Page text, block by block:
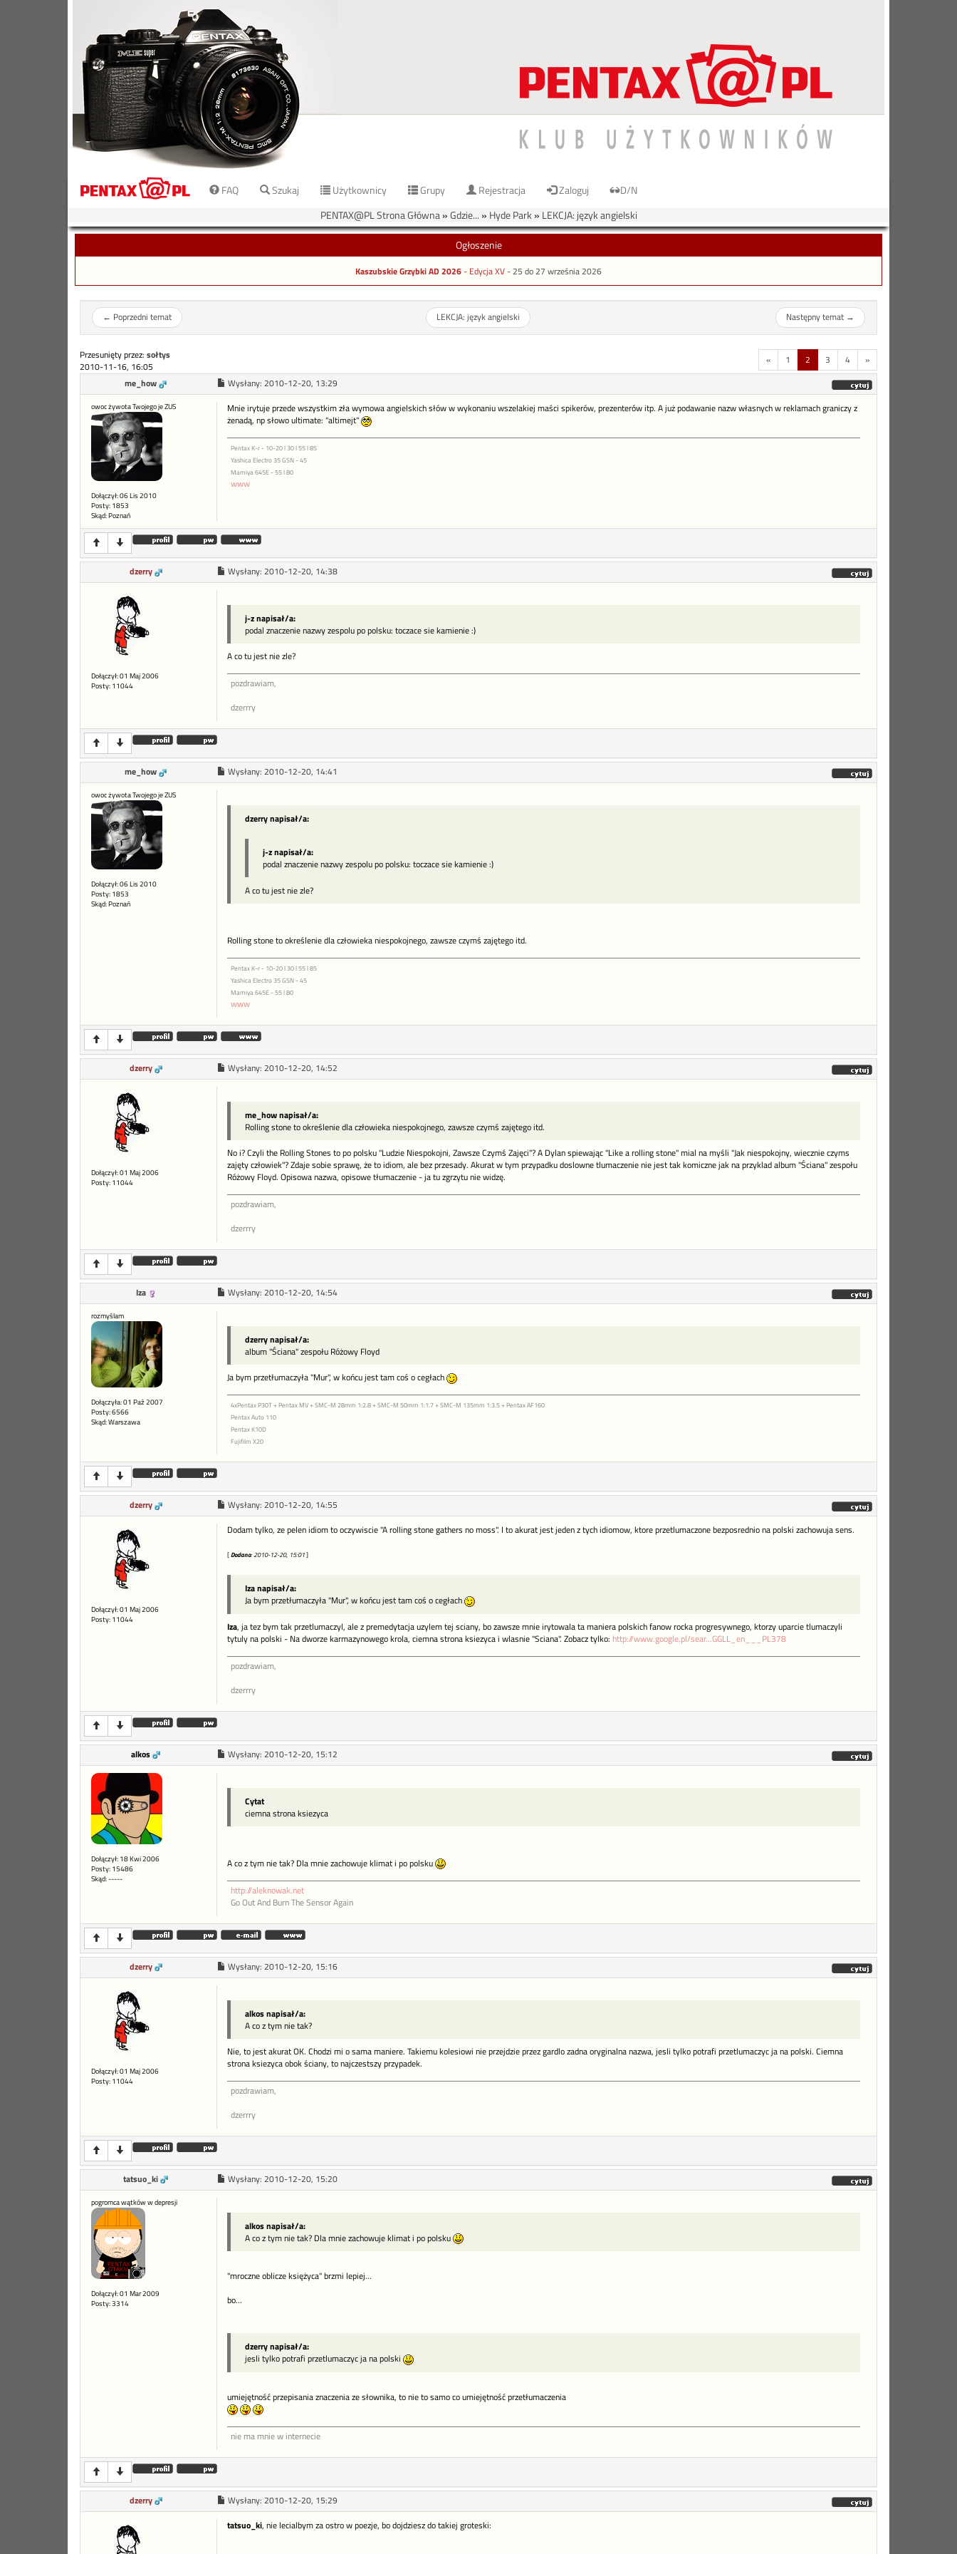
FAQ Szukaj Użytkownicy Grupy Rejestracja Zaloguj
D/N
PENTAX@PL Strona Główna»Gdzie... » Hyde Park» LEKCJA: język angielski
Ogłoszenie
Kaszubskie Grzybki AD 2026- Edycja XV -25 do 27 września 2026
← Poprzedni temat LEKCJA: język angielski Następny temat→
Przesunięty przez: sołtys
2010-11-16, 16:05
« 1 2 3 4 »
me_how Wysłany: 2010-12-20, 13:29
owoc żywota Twojego je ZUS
Dołączył: 06 Lis 2010
Posty: 1853
Skąd: Poznań
Mnie irytuje przede wszystkim zła wymowa angielskich słów w wykonaniu wszelakiej maści spikerów, prezenterów itp. A już podawanie nazw własnych w reklamach graniczy z
żenadą, np słowo ultimate: "altimejt"
Pentax K-r - 10-20 l 30 l 55 l 85
Yashica Electro 35 GSN - 45
Mamiya 645E - 55 l 80
www
dzerry Wysłany: 2010-12-20, 14:38
Dołączył: 01 Maj 2006
Posty: 11044
j-z napisał/a:
podal znaczenie nazwy zespolu po polsku: toczace sie kamienie :)
A co tu jest nie zle?
pozdrawiam,
dzerrry
me_how Wysłany: 2010-12-20, 14:41
owoc żywota Twojego je ZUS
Dołączył: 06 Lis 2010
Posty: 1853
Skąd: Poznań
dzerry napisał/a:
j-z napisał/a:
podal znaczenie nazwy zespolu po polsku: toczace sie kamienie :)
A co tu jest nie zle?
Rolling stone to określenie dla człowieka niespokojnego, zawsze czymś zajętego itd.
Pentax K-r - 10-20 l 30 l 55 l 85
Yashica Electro 35 GSN - 45
Mamiya 645E - 55 l 80
www
dzerry Wysłany: 2010-12-20, 14:52
Dołączył: 01 Maj 2006
Posty: 11044
me_how napisał/a:
Rolling stone to określenie dla człowieka niespokojnego, zawsze czymś zajętego itd.
No i? Czyli the Rolling Stones to po polsku "Ludzie Niespokojni, Zawsze Czymś Zajęci"? A Dylan spiewając "Like a rolling stone" mial na myśli "Jak niespokojny, wiecznie czyms
zajęty człowiek"? Zdaje sobie sprawę, że to idiom, ale bez przesady. Akurat w tym przypadku doslowne tlumaczenie nie jest tak komiczne jak na przyklad album "Ściana" zespołu
Różowy Floyd. Opisowa nazwa, opisowe tłumaczenie - ja tu zgrzytu nie widzę.
pozdrawiam,
dzerrry
Iza Wysłany: 2010-12-20, 14:54
rozmyślam
Dołączyła: 01 Paź 2007
Posty: 6566
Skąd: Warszawa
dzerry napisał/a:
album "Ściana" zespołu Różowy Floyd
Ja bym przetłumaczyła "Mur", w końcu jest tam coś o cegłach
4xPentax P30T + Pentax MV + SMC-M 28mm 1:2.8 + SMC-M 50mm 1:1.7 + SMC-M 135mm 1:3.5 + Pentax AF160
Pentax Auto 110
Pentax K10D
Fujifilm X20
dzerry Wysłany: 2010-12-20, 14:55
Dołączył: 01 Maj 2006
Posty: 11044
Dodam tylko, ze pelen idiom to oczywiscie "A rolling stone gathers no moss". I to akurat jest jeden z tych idiomow, ktore przetlumaczone bezposrednio na polski zachowuja sens.
[Dodano: 2010-12-20, 15:01]
Iza napisał/a:
Ja bym przetłumaczyła "Mur", w końcu jest tam coś o cegłach
Iza, ja tez bym tak przetlumaczyl, ale z premedytacja uzylem tej sciany, bo zawsze mnie irytowala ta maniera polskich fanow rocka progresywnego, ktorzy uparcie tlumaczyli
tytuly na polski - Na dworze karmazynowego krola, ciemna strona ksiezyca i wlasnie "Sciana". Zobacz tylko: http://www.google.pl/sear...GGLL_en___PL378
pozdrawiam,
dzerrry
alkos Wysłany: 2010-12-20, 15:12
Dołączył: 18 Kwi 2006
Posty: 15486
Skąd: -----
Cytat
ciemna strona ksiezyca
A co z tym nie tak? Dla mnie zachowuje klimat i po polsku
http://aleknowak.net
Go Out And Burn The Sensor Again
dzerry Wysłany: 2010-12-20, 15:16
Dołączył: 01 Maj 2006
Posty: 11044
alkos napisał/a:
A co z tym nie tak?
Nie, to jest akurat OK. Chodzi mi o sama maniere. Takiemu kolesiowi nie przejdzie przez gardlo zadna oryginalna nazwa, jesli tylko potrafi przetlumaczyc ja na polski. Ciemna
strona ksiezyca obok ściany, to najczestszy przypadek.
pozdrawiam,
dzerrry
tatsuo_ki Wysłany: 2010-12-20, 15:20
pogromca wątków w depresji
Dołączył: 01 Mar 2009
Posty: 3314
alkos napisał/a:
A co z tym nie tak? Dla mnie zachowuje klimat i po polsku
"mroczne oblicze księżyca" brzmi lepiej...
bo...
dzerry napisał/a:
jesli tylko potrafi przetlumaczyc ja na polski
umiejętność przepisania znaczenia ze słownika, to nie to samo co umiejętność przetłumaczenia
nie ma mnie w internecie
dzerry Wysłany: 2010-12-20, 15:29
tatsuo_ki, nie lecialbym za ostro w poezje, bo dojdziesz do takiej groteski: